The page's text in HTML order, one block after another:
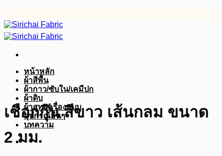
ไป
ยัง
หน้าหลัก
ผ้าสีพื้น
ผ้ากาว/ซับใน/เคมีปก
ผ้าดิบ
ผ้าสูท/เครื่องแบบ
อุปกรณ์อื่นๆ
บทความ
เชือกกุ๊น สีขาว เส้นกลม ขนาด
2 มม.